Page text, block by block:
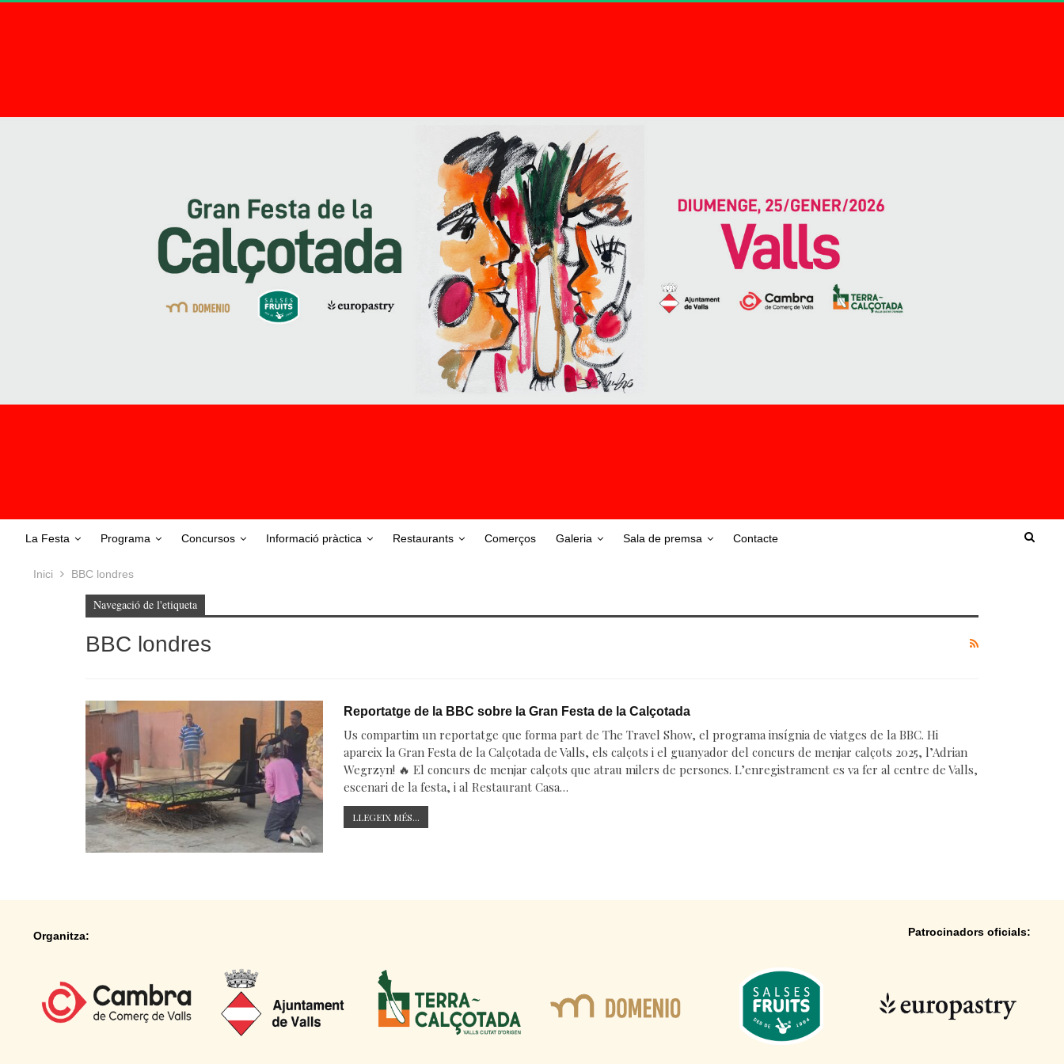
La Festa Programa Concursos Informació pràctica Restaurants Comerços Galeria Sala de premsa Contacte
Inici BBC londres
Navegació de l'etiqueta
BBC londres
Reportatge de la BBC sobre la Gran Festa de la Calçotada
Us compartim un reportatge que forma part de The Travel Show, el programa insígnia de viatges de la BBC. Hi
apareix la Gran Festa de la Calçotada de Valls, els calçots i el guanyador del concurs de menjar calçots 2025, l’Adrian
Wegrzyn! 🔥 El concurs de menjar calçots que atrau milers de persones. L’enregistrament es va fer al centre de Valls,
escenari de la festa, i al Restaurant Casa…
LLEGEIX MÉS...
Organitza: Patrocinadors oficials: